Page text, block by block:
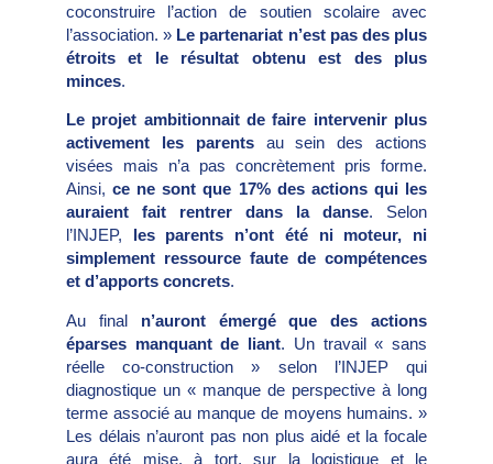
coconstruire l’action de soutien scolaire avec
l’association. » Le partenariat n’est pas des plus
étroits et le résultat obtenu est des plus
minces.
Le projet ambitionnait de faire intervenir plus
activement les parentsau sein des actions
visées mais n’a pas concrètement pris forme.
Ainsi,ce ne sont que 17% des actions qui les
auraient fait rentrer dans la danse. Selon
l’INJEP, les parents n’ont été ni moteur, ni
simplement ressource faute de compétences
et d’apports concrets.
Au final n’auront émergé que des actions
éparses manquant de liant. Un travail « sans
réelle co-construction » selon l’INJEP qui
diagnostique un « manque de perspective à long
terme associé au manque de moyens humains. »
Les délais n’auront pas non plus aidé et la focale
aura été mise, à tort, sur la logistique et le